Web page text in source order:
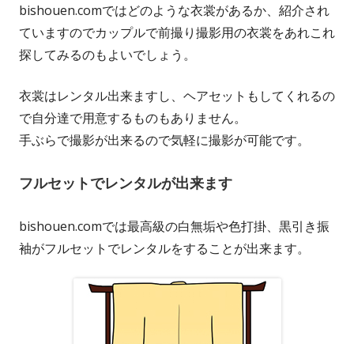
bishouen.comではどのような衣裳があるか、紹介され
ていますのでカップルで前撮り撮影用の衣裳をあれこれ
探してみるのもよいでしょう。
衣裳はレンタル出来ますし、ヘアセットもしてくれるの
で自分達で用意するものもありません。
手ぶらで撮影が出来るので気軽に撮影が可能です。
フルセットでレンタルが出来ます
bishouen.comでは最高級の白無垢や色打掛、黒引き振
袖がフルセットでレンタルをすることが出来ます。